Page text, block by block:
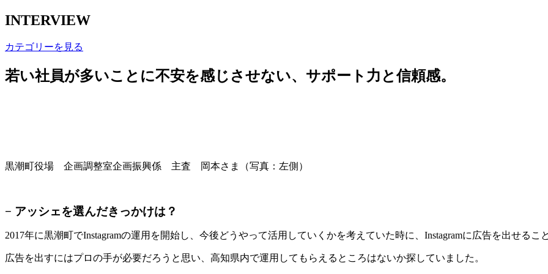
INTERVIEW
カテゴリーを見る
若い社員が多いことに不安を感じさせない、サポート力と信頼感。
黒潮町役場 企画調整室企画振興係 主査 岡本さま（写真：左側）
− アッシェを選んだきっかけは？
2017年に黒潮町でInstagramの運用を開始し、今後どうやって活用していくかを考えていた時に、Instagramに広告を出せるこ
広告を出すにはプロの手が必要だろうと思い、高知県内で運用してもらえるところはないか探していました。